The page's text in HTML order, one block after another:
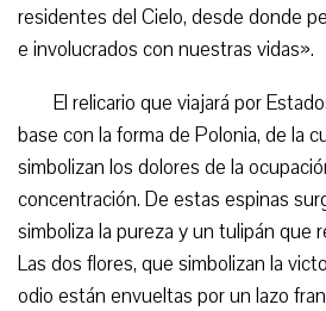
residentes del Cielo, desde donde
e involucrados con nuestras vidas».
El relicario que viajará por
base con la forma de Polonia, de la
simbolizan los dolores de la
concentración. De estas espinas
simboliza la pureza y un tulipán que
Las dos flores, que simbolizan la
odio están envueltas por un lazo